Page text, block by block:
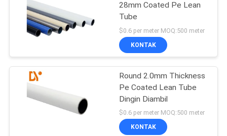
28mm Coated Pe Lean
Tube
$0.6 per meter MOQ:500 meter
KONTAK
Round 2.0mm Thickness
Pe Coated Lean Tube
Dingin Diambil
$0.6 per meter MOQ:500 meter
KONTAK